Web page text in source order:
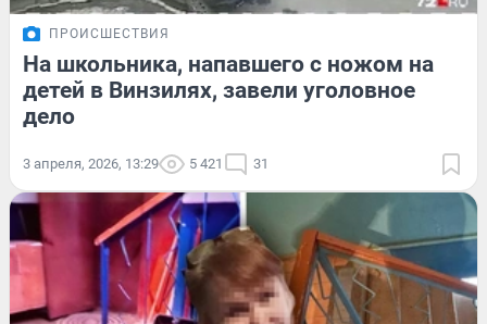
ПРОИСШЕСТВИЯ
На школьника, напавшего с ножом на
детей в Винзилях, завели уголовное
дело
3 апреля, 2026, 13:29 5 421 31